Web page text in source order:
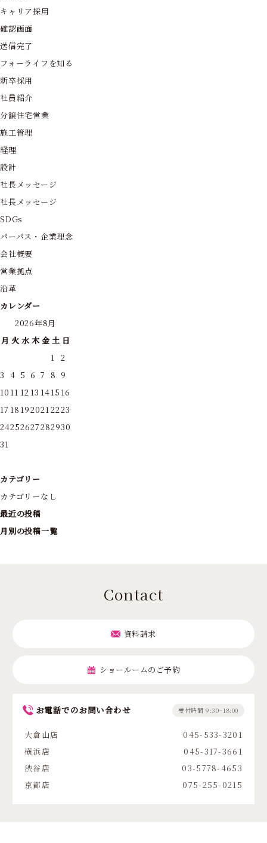
キャリア採用
確認画面
送信完了
フォーライフを知る
新卒採用
社員紹介
分譲住宅営業
施工管理
経理
設計
社長メッセージ
社長メッセージ
SDGs
パーパス・企業理念
会社概要
営業拠点
沿革
カレンダー
2026年8月
月 火水 木金 土 日
1 2
3 4 5 6 7 8 9
10 11 12 13 1415 16
17 18 1920212223
24252627282930
31
カテゴリー
カテゴリーなし
最近の投稿
月別の投稿一覧
Contact
資料請求
ショールームのご予約
お電話でのお問い合わせ 受付時間 9:30~18:00
大倉山店
045-533-3201
横浜店
045-317-3661
渋谷店
03-5778-4653
京都店
075-255-0215